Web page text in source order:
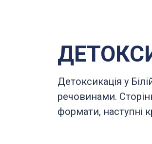
Детоксикація у
речовинами.
формати, наступні